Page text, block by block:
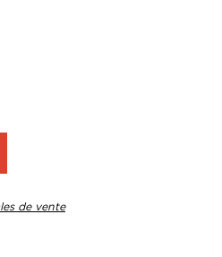
de vente